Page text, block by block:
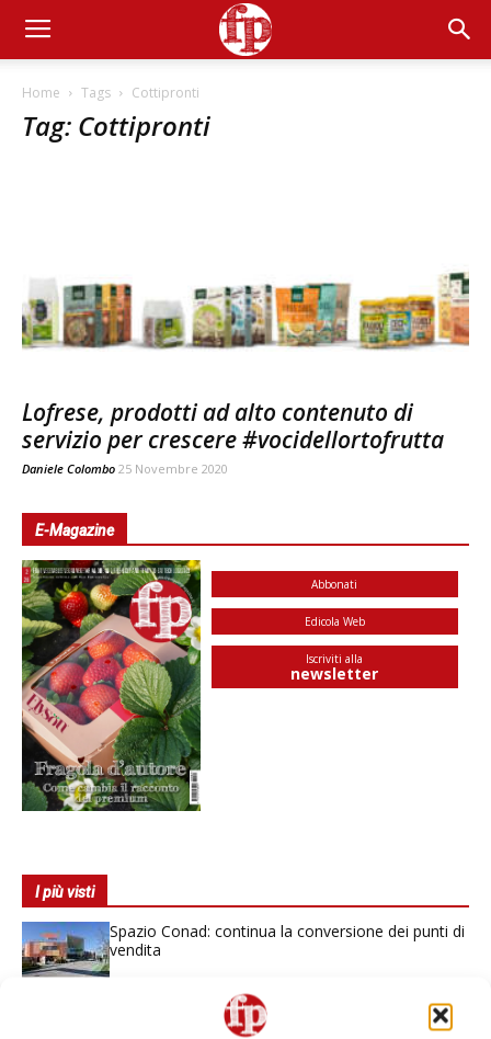
Home Tags Cottipronti
Tag: Cottipronti
Lofrese, prodotti ad alto contenuto di
servizio per crescere #vocidellortofrutta
Daniele Colombo 25 Novembre 2020
E-Magazine
Abbonati
Edicola Web
Iscriviti alla
newsletter
I più visti
Spazio Conad: continua la conversione dei punti di
vendita
Non è una susina: è Metis… e può rivoluzionare la